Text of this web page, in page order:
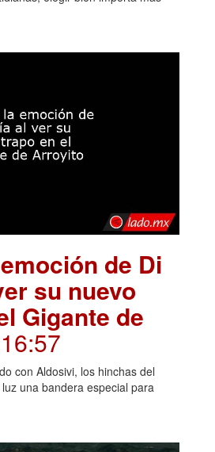
de Di
su nuevo
Gigante de
con Aldosivi, los hinchas del
una bandera especial para